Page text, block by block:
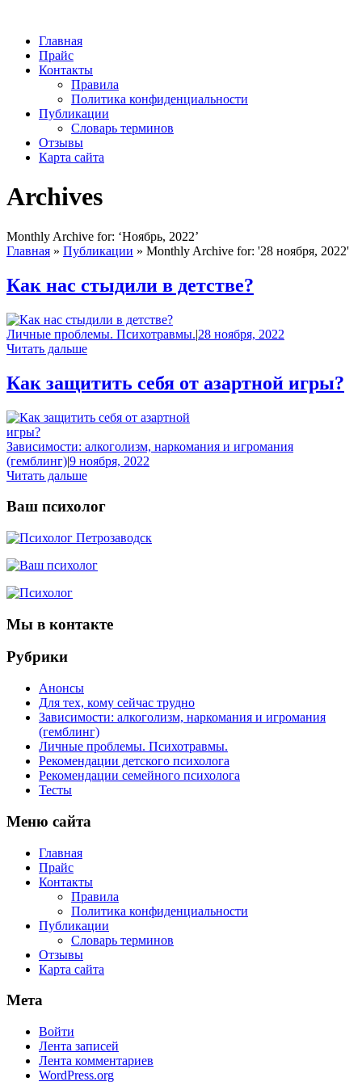
Главная
Прайс
Контакты
Правила
Политика конфиденциальности
Публикации
Словарь терминов
Отзывы
Карта сайта
Archives
Monthly Archive for: ‘Ноябрь, 2022’
Главная » Публикации » Monthly Archive for: '28 ноября, 2022'
Как нас стыдили в детстве?
Личные проблемы. Психотравмы.|28 ноября, 2022
Читать дальше
Как защитить себя от азартной игры?
Зависимости: алкоголизм, наркомания и игромания
(гемблинг)|9 ноября, 2022
Читать дальше
Ваш психолог
Мы в контакте
Рубрики
Анонсы
Для тех, кому сейчас трудно
Зависимости: алкоголизм, наркомания и игромания
(гемблинг)
Личные проблемы. Психотравмы.
Рекомендации детского психолога
Рекомендации семейного психолога
Тесты
Меню сайта
Главная
Прайс
Контакты
Правила
Политика конфиденциальности
Публикации
Словарь терминов
Отзывы
Карта сайта
Мета
Войти
Лента записей
Лента комментариев
WordPress.org